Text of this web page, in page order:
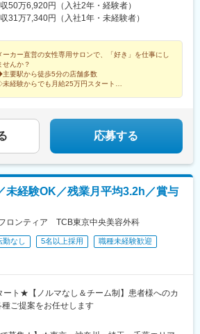
県／愛知県■近畿エリア大阪府／京都府／滋賀
■中国・四国エリア島根県／鳥取県／岡山県／
／熊本県／宮崎県／鹿児島県／沖縄県《全国
の詳細はHPをご確認ください▼https://la-
、柏駅、君津駅、渋谷駅、新宿三丁目駅、銀
寺駅、池袋駅、赤羽駅、立川北駅、横浜駅、
かわ鉄道線)、越前新保駅、国母駅、美濃青柳
駅、新静岡駅、高塚駅、新富士駅(静岡県)、三
八幡駅(愛知県)、豊田市駅、星ケ丘駅(愛知
、瀬田駅(滋賀県)、京都駅、高槻駅、河内天美
阿部野橋駅、大阪難波駅、東梅田駅、千里中
駅、湖山駅、高浜駅(島根県)、岡山駅前駅、北
東津山駅、八丁堀駅(広島県)、福山駅、勝瑞駅、
、青葉通一番町駅、宇都宮駅東口駅、本川越
宿駅(東京メトロ)、東銀座駅、井の頭公園駅、
、静岡駅、新豊田駅、近鉄名古屋駅、七条
寺駅前駅、なんば駅(地下鉄)、北新地駅、千里
ール)、元町駅(兵庫県)、山陽姫路駅、西田原本
駅、立町駅、片原町駅(香川県)、県庁前駅(愛
町駅、都電雑司ケ谷駅、立川南駅、新高島駅、
国際会議場前駅、日吉町駅、名古屋駅、天王寺
50万6,920円（入社2年・経験者）
31万7,340円（入社1年・未経験者）
ーカー直営の女性専用サロンで、「好き」を仕事にし
せんか？
要駅から徒歩5分の店舗多数
経験からでも月給25万円スタート
応募する
未経験OK／残業月平均3.2h／賞与
ロンティア TCB東京中央美容外科
勤なし 5名以上採用
職種未経験歓迎
ート★【ノルマなし＆チーム制】患者様へのカ
ご提案をお任せします